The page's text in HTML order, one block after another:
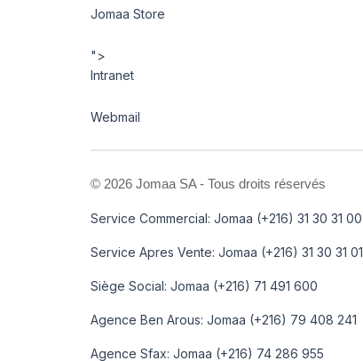
Jomaa Store
">
Intranet
Webmail
© 2026 Jomaa SA - Tous droits réservés
Service Commercial: Jomaa (+216) 31 30 31 00
Service Apres Vente: Jomaa (+216) 31 30 31 01
Siège Social: Jomaa (+216) 71 491 600
Agence Ben Arous: Jomaa (+216) 79 408 241
Agence Sfax: Jomaa (+216) 74 286 955